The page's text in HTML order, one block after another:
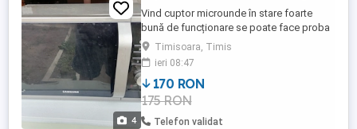
4
Vind cuptor microunde în stare foarte
bună de funcționare se poate face proba
și este în Timișoara zona Lipovei
Timisoara, Timis
ieri 08:47
170 RON
175 RON
Telefon validat